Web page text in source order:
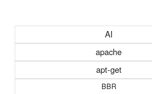
AI
apache
apt-get
BBR